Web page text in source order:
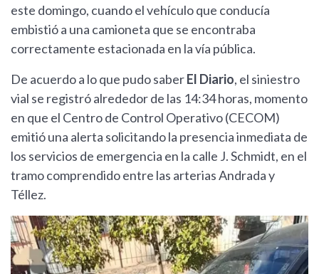
este domingo, cuando el vehículo que conducía
embistió a una camioneta que se encontraba
correctamente estacionada en la vía pública.
De acuerdo a lo que pudo saberEl Diario, el siniestro
vial se registró alrededor de las 14:34 horas, momento
en que el Centro de Control Operativo (CECOM)
emitió una alerta solicitando la presencia inmediata de
los servicios de emergencia en la calle J. Schmidt, en el
tramo comprendido entre las arterias Andrada y
Téllez.